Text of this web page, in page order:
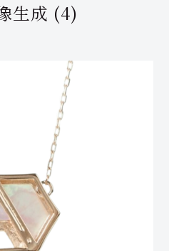
生成 (4)